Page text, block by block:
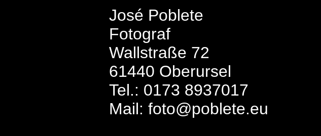
José Poblete
Fotograf
Wallstraße 72
61440 Oberursel
Tel.: 0173 8937017
Mail: foto@poblete.eu